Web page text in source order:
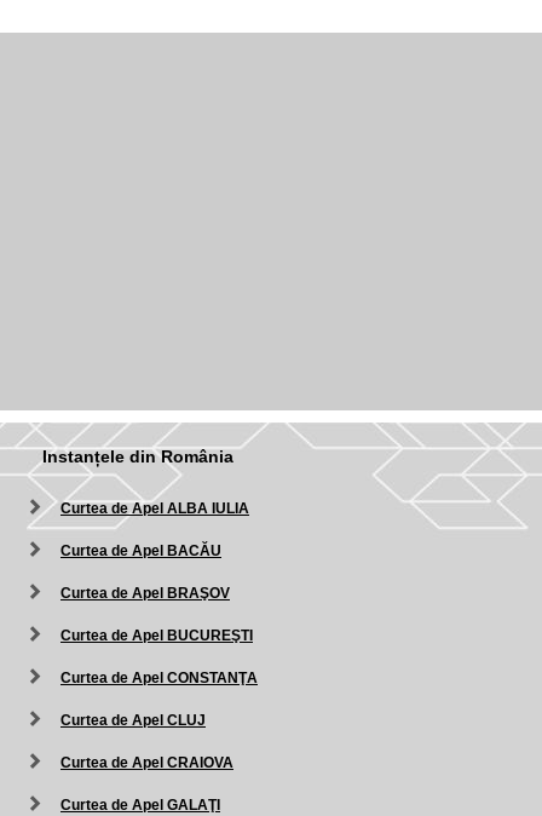
Instanțele din România
Curtea de Apel ALBA IULIA
Curtea de Apel BACĂU
Curtea de Apel BRAŞOV
Curtea de Apel BUCUREŞTI
Curtea de Apel CONSTANŢA
Curtea de Apel CLUJ
Curtea de Apel CRAIOVA
Curtea de Apel GALAŢI